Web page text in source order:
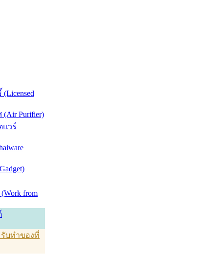
Purifier)
แวร์
from
บทำของที่